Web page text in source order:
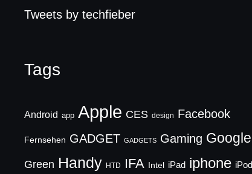
Tweets by techfieber
Tags
Android app Apple CES design Facebook
Fernsehen GADGET GADGETS Gaming Google
Green Handy HTD IFA Intel iPad iphone iPod